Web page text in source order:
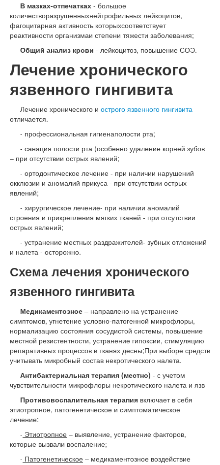
В мазках-отпечатках - большое
количестворазрушенныхнейтрофильных лейкоцитов,
фагоцитарная активность которыхсоответствует
реактивности организмаи степени тяжести заболевания;
Общий анализ крови - лейкоцитоз, повышение СОЭ.
Лечение хронического
язвенного гингивита
Лечение хронического и острого язвенного гингивита
отличается.
- профессиональная гигиенаполости рта;
- санация полости рта (особенно удаление корней зубов
– при отсутствии острых явлений;
- ортодонтическое лечение - при наличии нарушений
окклюзии и аномалий прикуса - при отсутствии острых
явлений;
- хирургическое лечение- при наличии аномалий
строения и прикрепления мягких тканей - при отсутствии
острых явлений;
- устранение местных раздражителей- зубных отложений
и налета - осторожно.
Схема лечения хронического
язвенного гингивита
Медикаментозное – направлено на устранение
симптомов, угнетение условно-патогенной микрофлоры,
нормализацию состояния сосудистой системы, повышение
местной резистентности, устранение гипоксии, стимуляцию
репаративных процессов в тканях десны;При выборе средств
учитывать микробный состав некротического налета.
Антибактериальная терапия (местно) - с учетом
чувствительности микрофлоры некротического налета и язв
Противовоспалительная терапия включает в себя
этиотропное, патогенетическое и симптоматическое
лечение:
- Этиотропное – выявление, устранение факторов,
которые вызвали воспаление;
- Патогенетическое – медикаментозное воздействие